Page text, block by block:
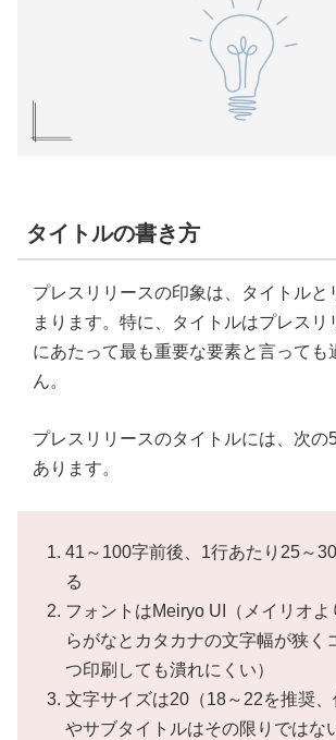
タイトルの書き方
プレスリリースの印象は、タイトルと
まります。特に、タイトルはプレスリ
にあたって最も重要な要素と言っても
ん。
プレスリリースのタイトルには、次の
あります。
41～100字前後、1行あたり25～
る
フォントはMeiryo UI（メイリオよ
らがなとカタカナの文字幅が狭く
つ印刷しても潰れにくい）
文字サイズは20（18～22を推奨
やサブタイトルはその限りではな